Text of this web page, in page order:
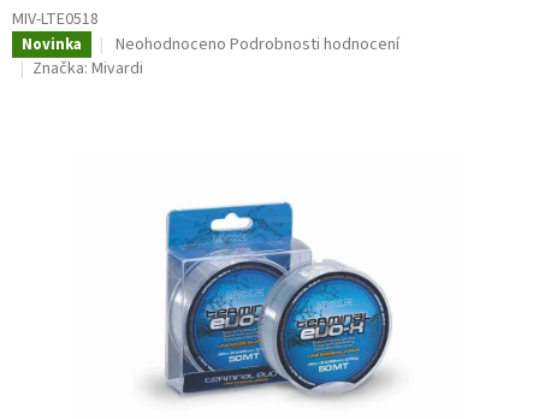
MIV-LTE0518
Novinka
Průměrné
hodnocení
hvězdiček.
Neohodnoceno Podrobnosti hodnocení
Značka: Mivardi